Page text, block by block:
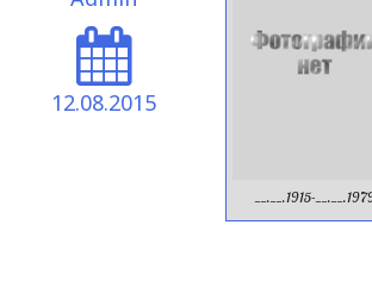
12.08.2015
__.__.1915-